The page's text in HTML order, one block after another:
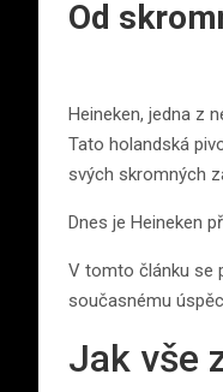
Od
Heineken, jedna z
Tato holandská
svých skromných
Dnes je Heineken
V tomto článku se
současnému
Jak vše